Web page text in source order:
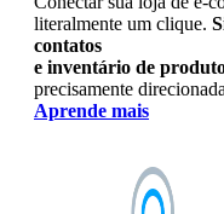
literalmente um clique.
contatos
e inventário de
precisamente
Aprende mais